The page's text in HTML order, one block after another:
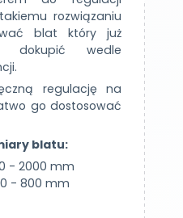
rozwiązaniu
blat który już
dokupić wedle
regulację na
go dostosować
blatu:
- 2000 mm
- 800 mm